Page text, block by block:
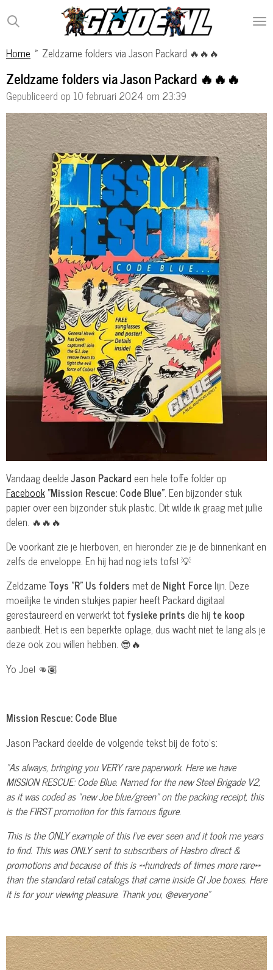
Ga
direct
de
hoofdinhoud
Home » Zeldzame folders via Jason Packard 🔥🔥🔥
Zeldzame folders via Jason Packard 🔥🔥🔥
Gepubliceerd op 10 februari 2024 om 23:39
Vandaag deeldeJason Packardeen hele toffe folder op
Facebook"Mission Rescue: Code Blue". Een bijzonder stuk
papier over een bijzonder stuk plastic. Dit wilde ik graag met jullie
delen. 🔥🔥🔥
De voorkant zie je hierboven, en hieronder zie je de binnenkant en
zelfs de enveloppe. En hij had nog iets tofs! 💡
Zeldzame Toys "R" Us folders met de Night Forcelijn. Deze
moeilijke te vinden stukjes papier heeft Packard digitaal
gerestaureerd en verwerkt totfysieke prints die hij te koop
aanbiedt. Het is een beperkte oplage, dus wacht niet te lang als je
deze ook zou willen hebben. 😎🔥
Yo Joe! 👊🏽
Mission Rescue: Code Blue
Jason Packard deelde de volgende tekst bij de foto's:
"As always, bringing you VERY rare paperwork. Here we have
MISSION RESCUE: Code Blue. Named for the new Steel Brigade V2,
as it was coded as “new Joe blue/green” on the packing receipt, this
is the FIRST promotion for this famous figure.
This is the ONLY example of this I’ve ever seen and it took me years
to find. This was ONLY sent to subscribers of Hasbro direct &
promotions and because of this is **hundreds of times more rare**
than the standard retail catalogs that came inside GI Joe boxes. Here
it is for your viewing pleasure. Thank you, @everyone"